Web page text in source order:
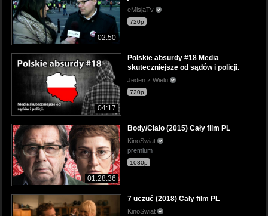
02:50
eMisjaTv
720p
04:17
Polskie absurdy #18 Media
skuteczniejsze od sądów i policji.
Jeden z Wielu
720p
01:28:36
Body/Ciało (2015) Cały film PL
KinoSwiat
premium
1080p
7 uczuć (2018) Cały film PL
KinoSwiat